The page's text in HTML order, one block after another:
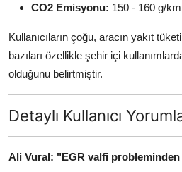
CO2 Emisyonu: 150 - 160 g/km
Kullanıcıların çoğu, aracın yakıt
bazıları özellikle şehir içi
olduğunu belirtmiştir.
Detaylı Kullanıcı
Ali Vural: "EGR valfi probleminden